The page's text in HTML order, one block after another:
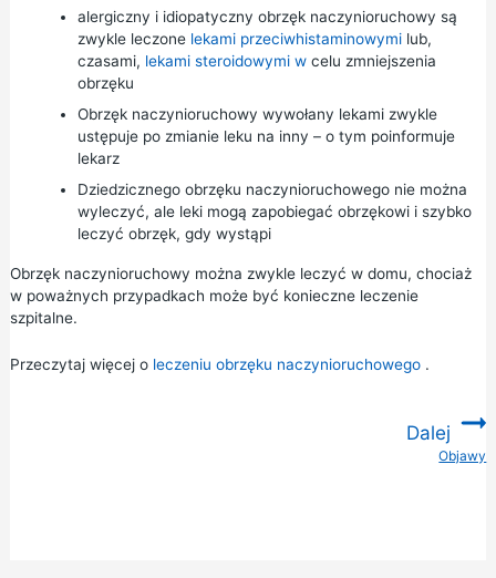
alergiczny i idiopatyczny obrzęk naczynioruchowy są
zwykle leczone lekami przeciwhistaminowymilub,
czasami, lekami steroidowymi wcelu zmniejszenia
obrzęku
Obrzęk naczynioruchowy wywołany lekami zwykle
ustępuje po zmianie leku na inny – o tym poinformuje
lekarz
Dziedzicznego obrzęku naczynioruchowego nie można
wyleczyć, ale leki mogą zapobiegać obrzękowi i szybko
leczyć obrzęk, gdy wystąpi
Obrzęk naczynioruchowy można zwykle leczyć w domu, chociaż
w poważnych przypadkach może być konieczne leczenie
szpitalne.
Przeczytaj więcej o leczeniu obrzęku naczynioruchowego.
Dalej
Objawy